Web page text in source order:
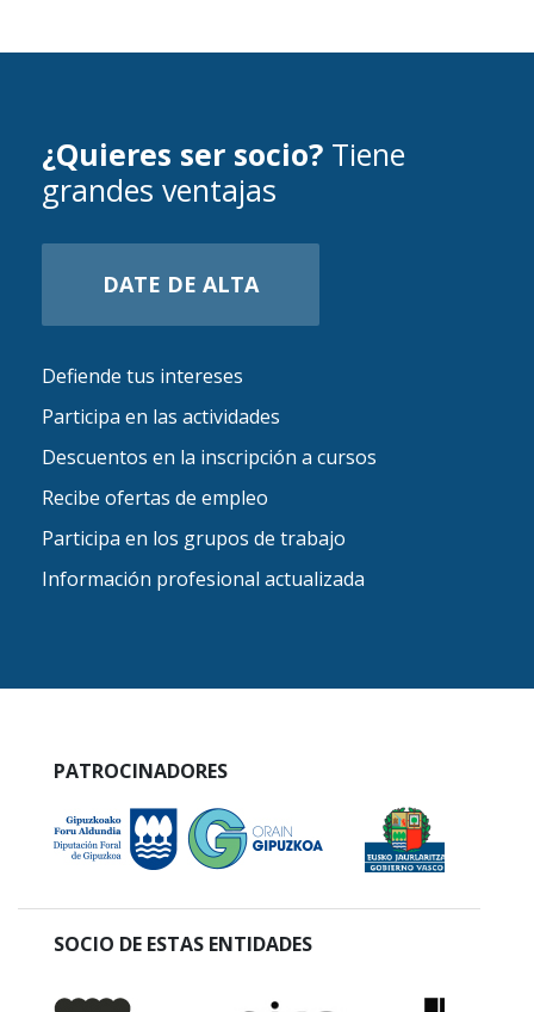
¿Quieres ser socio? Tiene
grandes ventajas
DATE DE ALTA
Defiende tus intereses
Participa en las actividades
Descuentos en la inscripción a cursos
Recibe ofertas de empleo
Participa en los grupos de trabajo
Información profesional actualizada
PATROCINADORES
SOCIO DE ESTAS ENTIDADES